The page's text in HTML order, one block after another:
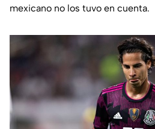
mexicano no los tuvo en cuenta.